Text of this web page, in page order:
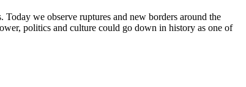
we observe ruptures and new borders around the
politics and culture could go down in history as one of